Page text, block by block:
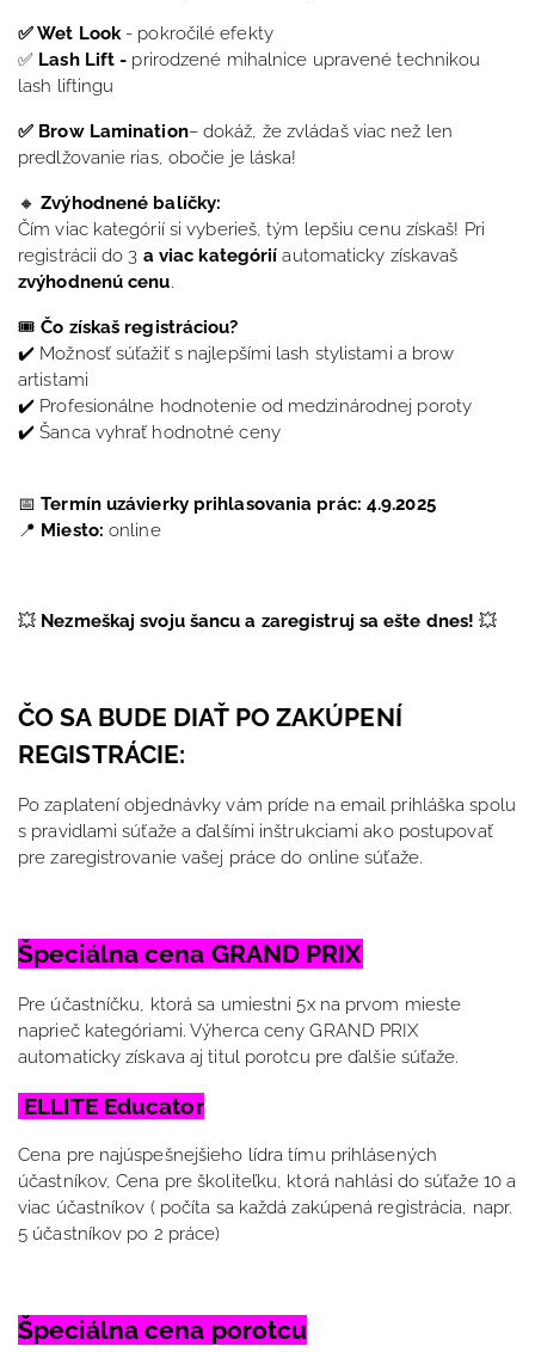
✅ Wet Look- pokročilé efekty
✅ Lash Lift - prirodzené mihalnice upravené technikou
lash liftingu
✅ Brow Lamination– dokáž, že zvládaš viac než len
predlžovanie rias, obočie je láska!
🔸Zvýhodnené balíčky:
Čím viac kategórií si vyberieš, tým lepšiu cenu získaš! Pri
registrácii do 3 a viac kategórií automaticky získavaš
zvýhodnenú cenu.
🎟Čo získaš registráciou?
✔️ Možnosť súťažiť s najlepšími lash stylistami a brow
artistami
✔️ Profesionálne hodnotenie od medzinárodnej poroty
✔️ Šanca vyhrať hodnotné ceny
📅Termín uzávierky prihlasovania prác: 4.9.2025
📍 Miesto: online
💥 Nezmeškaj svoju šancu a zaregistruj sa ešte dnes! 💥
ČO SA BUDE DIAŤ PO ZAKÚPENÍ
REGISTRÁCIE:
Po zaplatení objednávky vám príde na email prihláška spolu
s pravidlami súťaže a ďalšími inštrukciami ako postupovať
pre zaregistrovanie vašej práce do online súťaže.
Špeciálna cena GRAND PRIX
Pre účastníčku, ktorá sa umiestni 5x na prvom mieste
naprieč kategóriami. Výherca ceny GRAND PRIX
automaticky získava aj titul porotcu pre ďalšie súťaže.
ELLITE Educator
Cena pre najúspešnejšieho lídra tímu prihlásených
účastníkov, Cena pre školiteľku, ktorá nahlási do súťaže 10 a
viac účastníkov ( počíta sa každá zakúpená registrácia, napr.
5 účastníkov po 2 práce)
Špeciálna cena porotcu